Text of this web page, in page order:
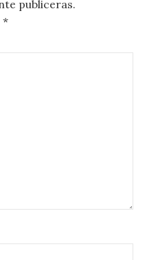
publiceras.
*